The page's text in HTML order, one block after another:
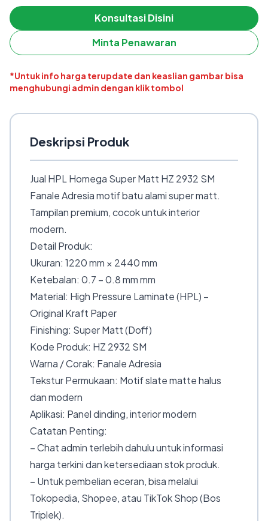
Konsultasi Disini
Minta Penawaran
*Untuk info harga terupdate dan keaslian gambar bisa
menghubungi admin dengan klik tombol
Deskripsi Produk
Jual HPL Homega Super Matt HZ 2932 SM
Fanale Adresia motif batu alami super matt.
Tampilan premium, cocok untuk interior
modern.
Detail Produk:
Ukuran: 1220 mm × 2440 mm
Ketebalan: 0.7 – 0.8 mm mm
Material: High Pressure Laminate (HPL) –
Original Kraft Paper
Finishing: Super Matt (Doff)
Kode Produk: HZ 2932 SM
Warna / Corak: Fanale Adresia
Tekstur Permukaan: Motif slate matte halus
dan modern
Aplikasi: Panel dinding, interior modern
Catatan Penting:
– Chat admin terlebih dahulu untuk informasi
harga terkini dan ketersediaan stok produk.
– Untuk pembelian eceran, bisa melalui
Tokopedia, Shopee, atau TikTok Shop (Bos
Triplek).